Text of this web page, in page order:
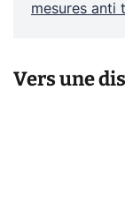
mesures anti
Vers une